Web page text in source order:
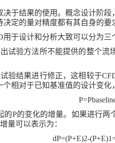
决于结果的使用。概念设计阶
定的量对精度都有其自身的要
用于设计和分析大致可以分为三
试验方法所不能提供的整个流
验结果进行修正，这相较于
个相对于已知基准值的设计变化
的P的变化的增量。如果进行两
量可以表示为：
dP=(P+E)2-